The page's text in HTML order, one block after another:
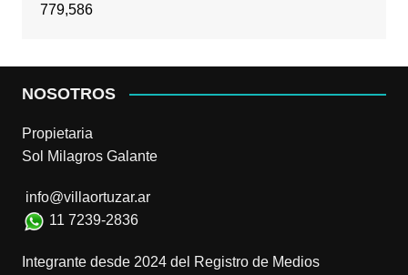
779,586
NOSOTROS
Propietaria
Sol Milagros Galante
info@villaortuzar.ar
11 7239-2836
Integrante desde 2024 del Registro de Medios